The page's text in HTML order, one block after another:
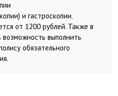
и гастроскопии.
от 1200 рублей. Также в
выполнить
обязательного